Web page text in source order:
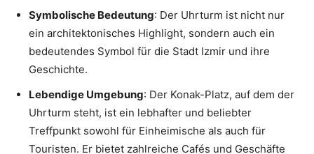
Symbolische Bedeutung: Der Uhrturm ist nicht nur
ein architektonisches Highlight, sondern auch ein
bedeutendes Symbol für die Stadt Izmir und ihre
Geschichte.
Lebendige Umgebung: Der Konak-Platz, auf dem der
Uhrturm steht, ist ein lebhafter und beliebter
Treffpunkt sowohl für Einheimische als auch für
Touristen. Er bietet zahlreiche Cafés und Geschäfte